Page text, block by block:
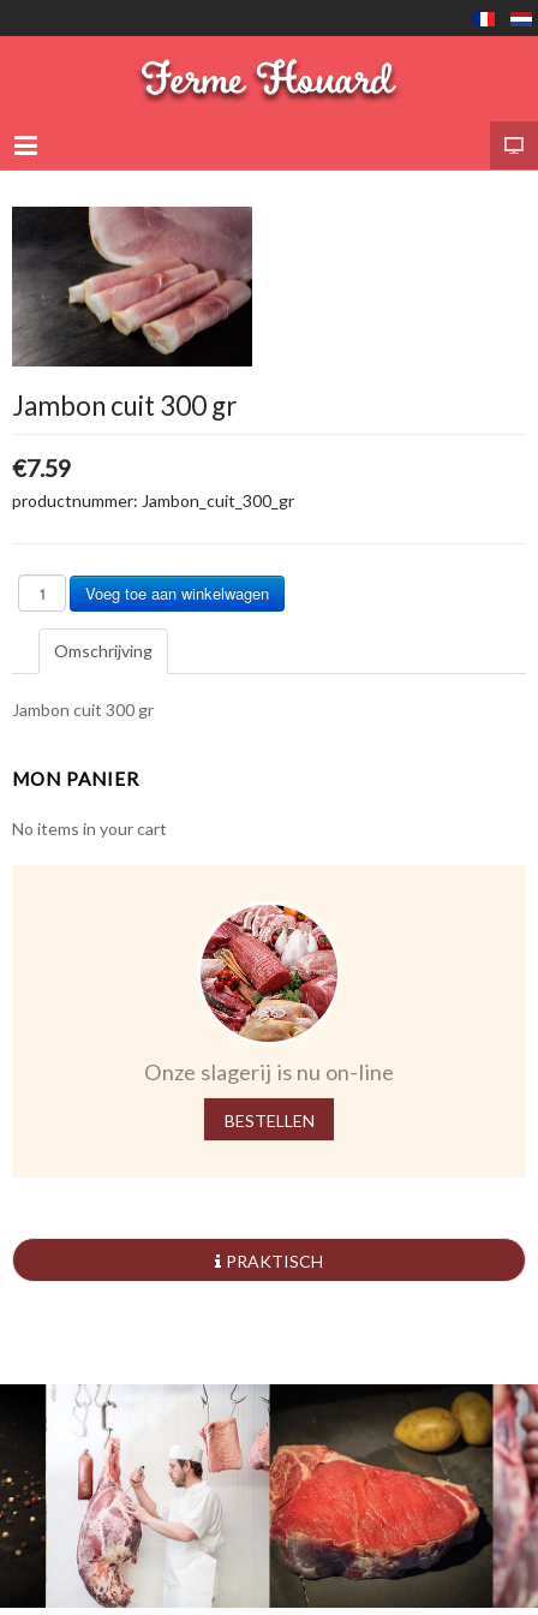
Jambon cuit 300 gr
€7.59
productnummer: Jambon_cuit_300_gr
Omschrijving
Jambon cuit 300 gr
MON PANIER
No items in your cart
Onze slagerij is nu on-line
BESTELLEN
PRAKTISCH